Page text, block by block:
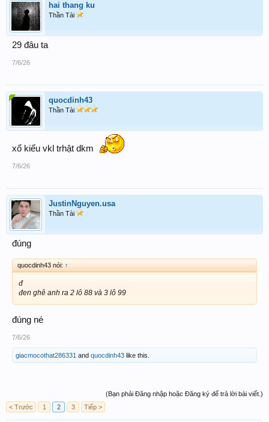
hai thang ku
Thần Tài
29 đâu ta
7/6/26
quocdinh43
Thần Tài
xổ kiểu vkl trhật dkm
7/6/26
JustinNguyen.usa
Thần Tài
đúng
quocdinh43 nói: ↑
đ
đen ghê anh ra 2 lô 88 và 3 lô 99
đúng né
7/6/26
giacmocothat286331 and quocdinh43 like this.
(Bạn phải Đăng nhập hoặc Đăng ký để trả lời bài viết.)
< Trước
1 2 3 Tiếp >